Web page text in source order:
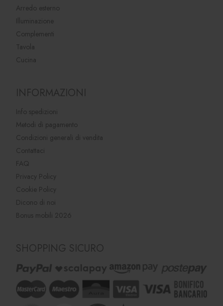
Arredo esterno
Illuminazione
Complementi
Tavola
Cucina
INFORMAZIONI
Info spedizioni
Metodi di pagamento
Condizioni generali di vendita
Contattaci
FAQ
Privacy Policy
Cookie Policy
Dicono di noi
Bonus mobili 2026
SHOPPING SICURO